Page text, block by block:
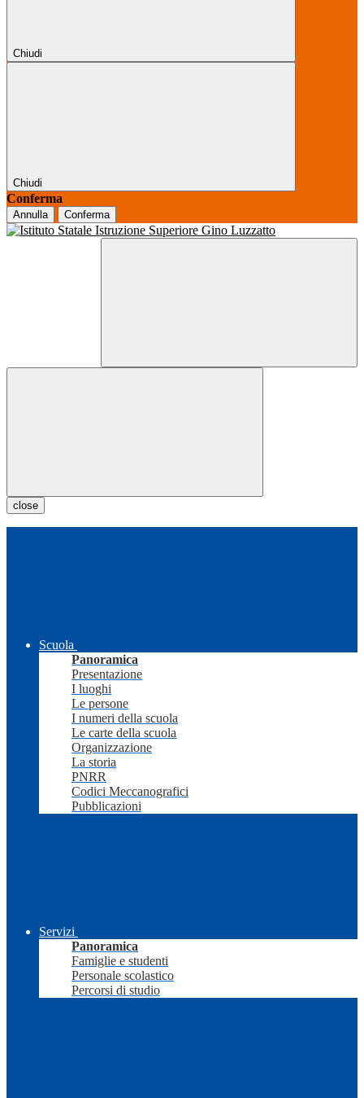
Chiudi
Chiudi
Conferma
Annulla Conferma
close
Scuola
Panoramica
Presentazione
I luoghi
Le persone
I numeri della scuola
Le carte della scuola
Organizzazione
La storia
PNRR
Codici Meccanografici
Pubblicazioni
Servizi
Panoramica
Famiglie e studenti
Personale scolastico
Percorsi di studio